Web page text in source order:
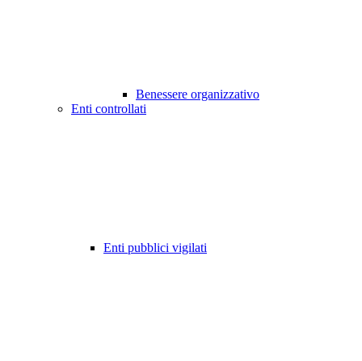
Benessere organizzativo
Enti controllati
Enti pubblici vigilati